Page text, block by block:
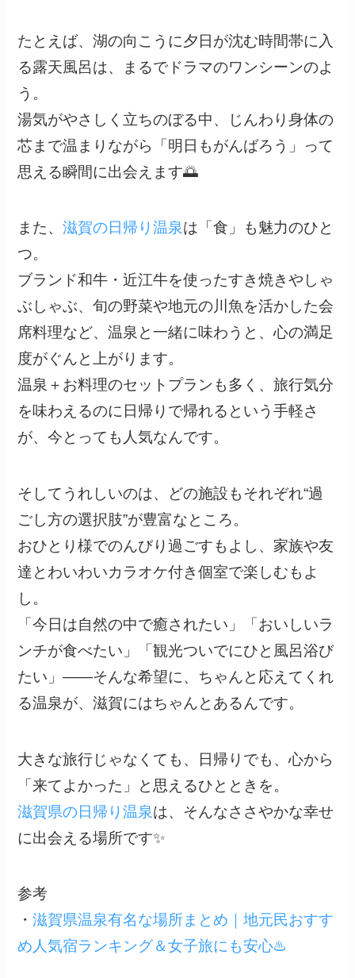
たとえば、湖の向こうに夕日が沈む時間帯に入
る露天風呂は、まるでドラマのワンシーンのよ
う。
湯気がやさしく立ちのぼる中、じんわり身体の
芯まで温まりながら「明日もがんばろう」って
思える瞬間に出会えます🌅
また、滋賀の日帰り温泉は「食」も魅力のひと
つ。
ブランド和牛・近江牛を使ったすき焼きやしゃ
ぶしゃぶ、旬の野菜や地元の川魚を活かした会
席料理など、温泉と一緒に味わうと、心の満足
度がぐんと上がります。
温泉＋お料理のセットプランも多く、旅行気分
を味わえるのに日帰りで帰れるという手軽さ
が、今とっても人気なんです。
そしてうれしいのは、どの施設もそれぞれ“過
ごし方の選択肢”が豊富なところ。
おひとり様でのんびり過ごすもよし、家族や友
達とわいわいカラオケ付き個室で楽しむもよ
し。
「今日は自然の中で癒されたい」「おいしいラ
ンチが食べたい」「観光ついでにひと風呂浴び
たい」――そんな希望に、ちゃんと応えてくれ
る温泉が、滋賀にはちゃんとあるんです。
大きな旅行じゃなくても、日帰りでも、心から
「来てよかった」と思えるひとときを。
滋賀県の日帰り温泉は、そんなささやかな幸せ
に出会える場所です✨
参考
・滋賀県温泉有名な場所まとめ｜地元民おすす
め人気宿ランキング＆女子旅にも安心♨️